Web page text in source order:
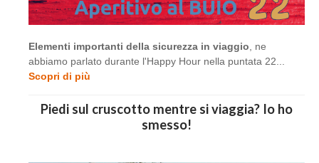
Elementi importanti della sicurezza in viaggio, ne
abbiamo parlato durante l'Happy Hour nella puntata 22...
Scopri di più
Piedi sul cruscotto mentre si viaggia? Io ho
smesso!